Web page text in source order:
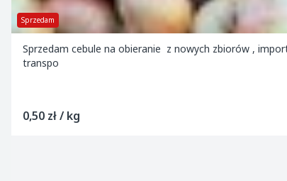
Sprzedam
Sprzedam cebule na obieranie z nowych zbiorów ,
transpo
0,50 zł / kg